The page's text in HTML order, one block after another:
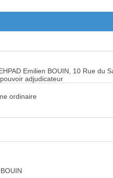
Emilien BOUIN, 10 Rue du
adjudicateur
ordinaire